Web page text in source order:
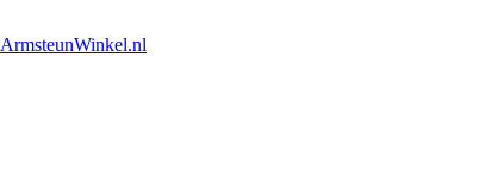
ArmsteunWinkel.nl